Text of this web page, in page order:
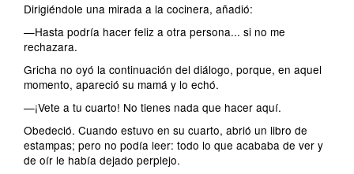
Dirigiéndole una mirada a la cocinera, añadió:
—Hasta podría hacer feliz a otra persona... si no me
rechazara.
Gricha no oyó la continuación del diálogo, porque, en aquel
momento, apareció su mamá y lo echó.
—¡Vete a tu cuarto! No tienes nada que hacer aquí.
Obedeció. Cuando estuvo en su cuarto, abrió un libro de
estampas; pero no podía leer: todo lo que acababa de ver y
de oír le había dejado perplejo.